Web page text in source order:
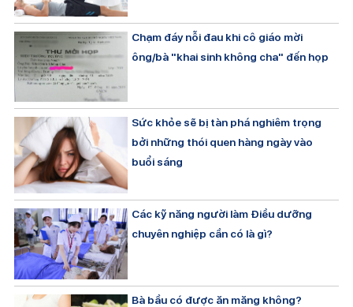
Chạm đáy nỗi đau khi cô giáo mời
ông/bà "khai sinh không cha" đến họp
Sức khỏe sẽ bị tàn phá nghiêm trọng
bởi những thói quen hàng ngày vào
buổi sáng
Các kỹ năng người làm Điều dưỡng
chuyên nghiệp cần có là gì?
Bà bầu có được ăn măng không?